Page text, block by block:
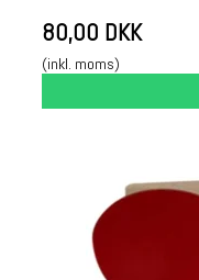
80,00 DKK
(inkl. moms)